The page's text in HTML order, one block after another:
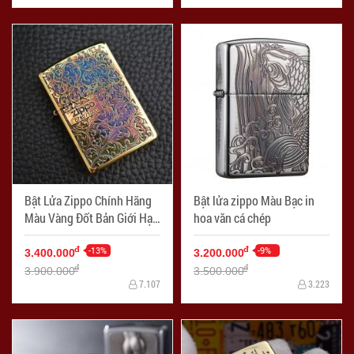
Bật Lửa Zippo Chính Hãng
Màu Vàng Đốt Bản Giới Hạn
Hoa Văn Arabesque 2 Mặt
3.400.000đ -13%
3.900.000đ
7.107
Bật lửa zippo Màu Bạc in
hoa văn cá chép
3.200.000đ -9%
3.500.000đ
3.223